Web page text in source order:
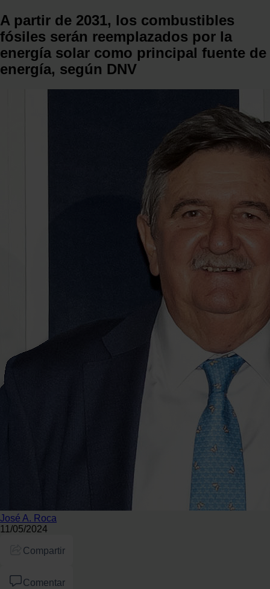
A partir de 2031, los combustibles
fósiles serán reemplazados por la
energía solar como principal fuente de
energía, según DNV
José A. Roca
11/05/2024
Compartir
Comentar